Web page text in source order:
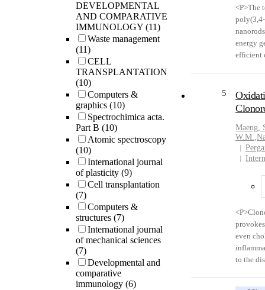
DEVELOPMENTAL
AND COMPARATIVE
IMMUNOLOGY (11)
Waste management
(11)
CELL
TRANSPLANTATION
(10)
Computers &
graphics (10)
Spectrochimica acta.
Part B (10)
Atomic spectroscopy
(10)
International journal
of plasticity (9)
Cell transplantation
(7)
Computers &
structures (7)
International journal
of mechanical sciences
(7)
Developmental and
comparative
immunology (6)
<P>The
energy
efficient
spinel
sheets
The
density
active
which
Energy
</P>
5
Maeng,
W.M.,
even
to the